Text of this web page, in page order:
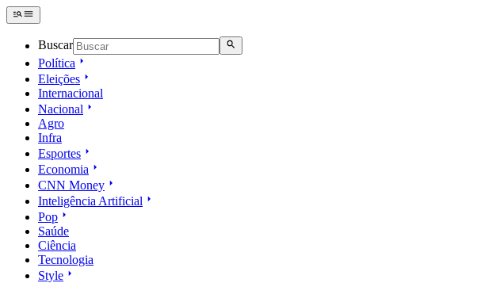
Buscar
Política
Eleições
Internacional
Nacional
Agro
Infra
Esportes
Economia
CNN Money
Inteligência Artificial
Pop
Saúde
Ciência
Tecnologia
Style